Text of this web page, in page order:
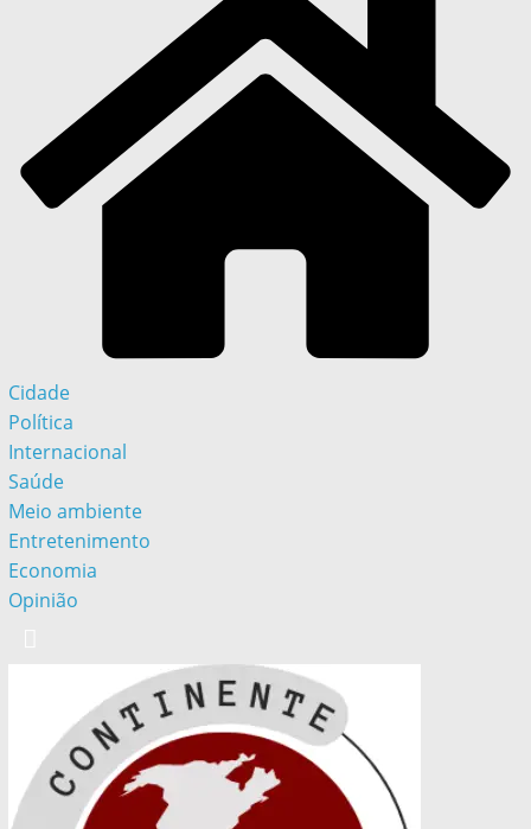
Cidade
Política
Internacional
Saúde
Meio ambiente
Entretenimento
Economia
Opinião